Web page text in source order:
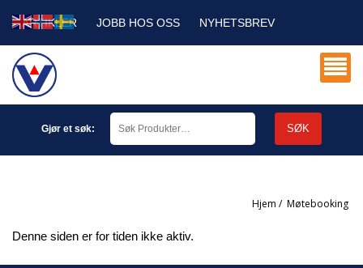
ARTIKLER JOBB HOS OSS NYHETSBREV
SERVICE DB
Gjør et søk: SØK
Hjem / møtebooking
Denne siden er for tiden ikke aktiv.